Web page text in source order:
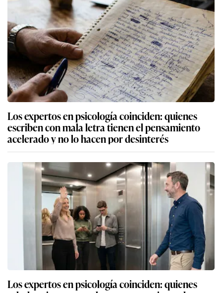
Los expertos en psicología coinciden: quienes
escriben con mala letra tienen el pensamiento
acelerado y no lo hacen por desinterés
Los expertos en psicología coinciden: quienes